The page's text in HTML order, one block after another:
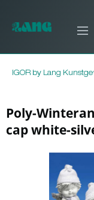
IGOR by Lang
Poly-
cap white-